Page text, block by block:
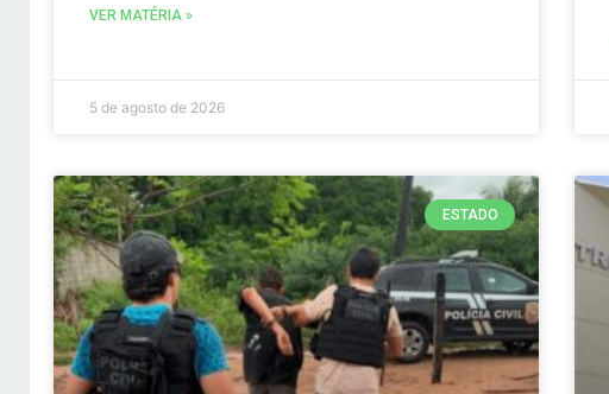
VER MATÉRIA »
5 de agosto de 2026
ESTADO